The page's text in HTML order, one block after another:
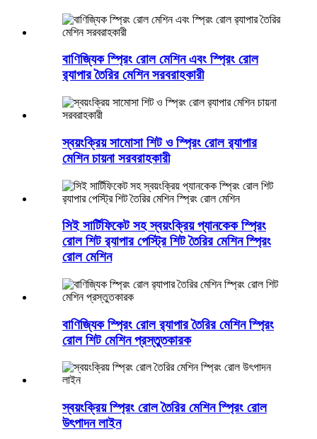
বাণিজ্যিক স্প্রিং রোল মেশিন এবং স্প্রিং রোল
র‍্যাপার তৈরির মেশিন সরবরাহকারী
স্বয়ংক্রিয় সামোসা শিট ও স্প্রিং রোল র‍্যাপার
মেশিন চায়না সরবরাহকারী
সিই সার্টিফিকেট সহ স্বয়ংক্রিয় প্যানকেক স্প্রিং
রোল শিট র‍্যাপার পেস্ট্রি শিট তৈরির মেশিন স্প্রিং
রোল মেশিন
বাণিজ্যিক স্প্রিং রোল র‍্যাপার তৈরির মেশিন স্প্রিং
রোল শিট মেশিন প্রস্তুতকারক
স্বয়ংক্রিয় স্প্রিং রোল তৈরির মেশিন স্প্রিং রোল
উৎপাদন লাইন